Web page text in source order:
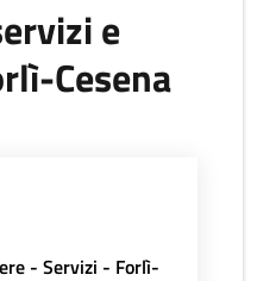
e
Cesena
- Servizi - Forlì-